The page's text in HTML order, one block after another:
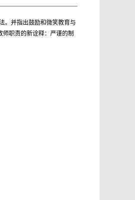
。并指出鼓励和微笑教育与
职责的新诠释：严谨的制